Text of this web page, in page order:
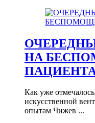
НА
Как уже
искусственной
опытам Чижев ...